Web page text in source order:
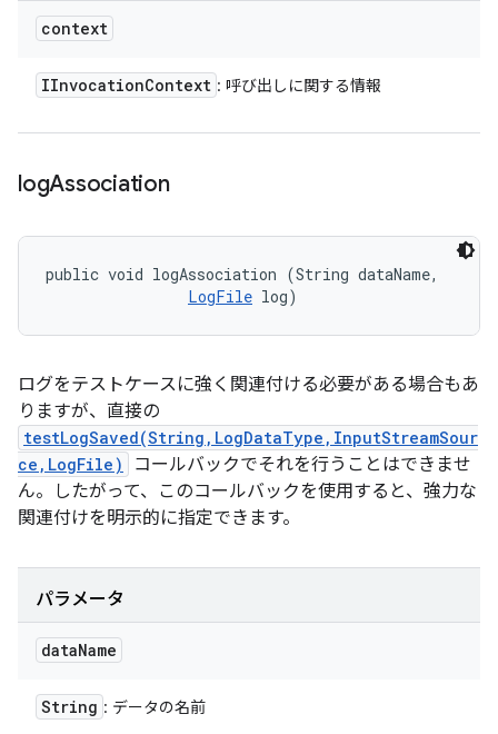
context
IInvocationContext : 呼び出しに関する情報
logAssociation
public void logAssociation (String dataName,
LogFile log)
ログをテストケースに強く関連付ける必要がある場合もあ
りますが、直接の
testLogSaved(String,LogDataType,InputStreamSour
ce,LogFile)
コールバックでそれを行うことはできませ
ん。したがって、このコールバックを使用すると、強力な
関連付けを明示的に指定できます。
パラメータ
dataName
String : データの名前